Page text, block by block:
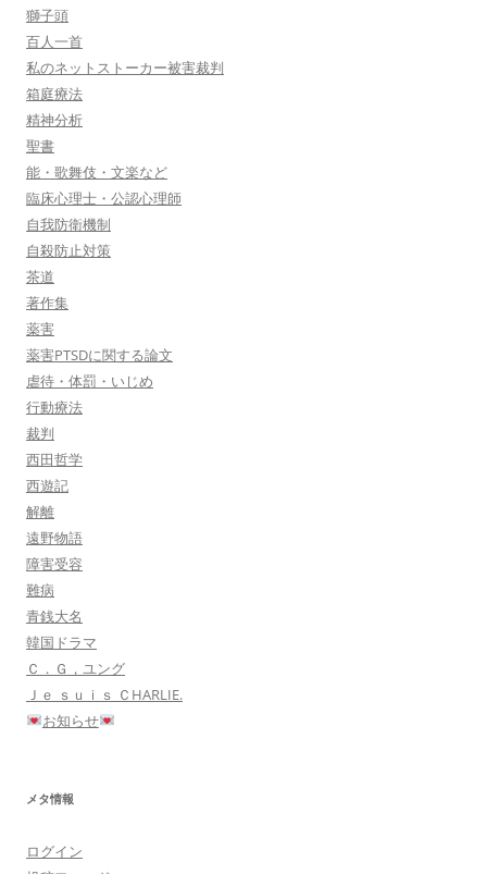
獅子頭
百人一首
私のネットストーカー被害裁判
箱庭療法
精神分析
聖書
能・歌舞伎・文楽など
臨床心理士・公認心理師
自我防衛機制
自殺防止対策
茶道
著作集
薬害
薬害PTSDに関する論文
虐待・体罰・いじめ
行動療法
裁判
西田哲学
西遊記
解離
遠野物語
障害受容
難病
青銭大名
韓国ドラマ
Ｃ．Ｇ，ユング
Ｊｅ ｓｕｉｓ ＣHARLIE.
お知らせ
メタ情報
ログイン